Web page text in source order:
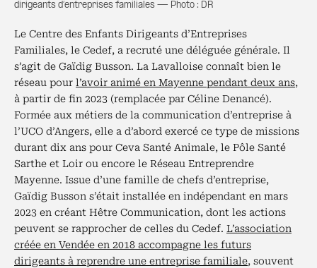
dirigeants d’entreprises familiales — Photo : DR
Le Centre des Enfants Dirigeants d’Entreprises
Familiales, le Cedef, a recruté une déléguée générale. Il
s’agit de Gaïdig Busson. La Lavalloise connaît bien le
réseau pour l’avoir animé en Mayenne pendant deux ans,
à partir de fin 2023 (remplacée par Céline Denancé).
Formée aux métiers de la communication d’entreprise à
l’UCO d’Angers, elle a d’abord exercé ce type de missions
durant dix ans pour Ceva Santé Animale, le Pôle Santé
Sarthe et Loir ou encore le Réseau Entreprendre
Mayenne. Issue d’une famille de chefs d’entreprise,
Gaïdig Busson s’était installée en indépendant en mars
2023 en créant Hêtre Communication, dont les actions
peuvent se rapprocher de celles du Cedef. L’association
créée en Vendée en 2018 accompagne les futurs
dirigeants à reprendre une entreprise familiale, souvent